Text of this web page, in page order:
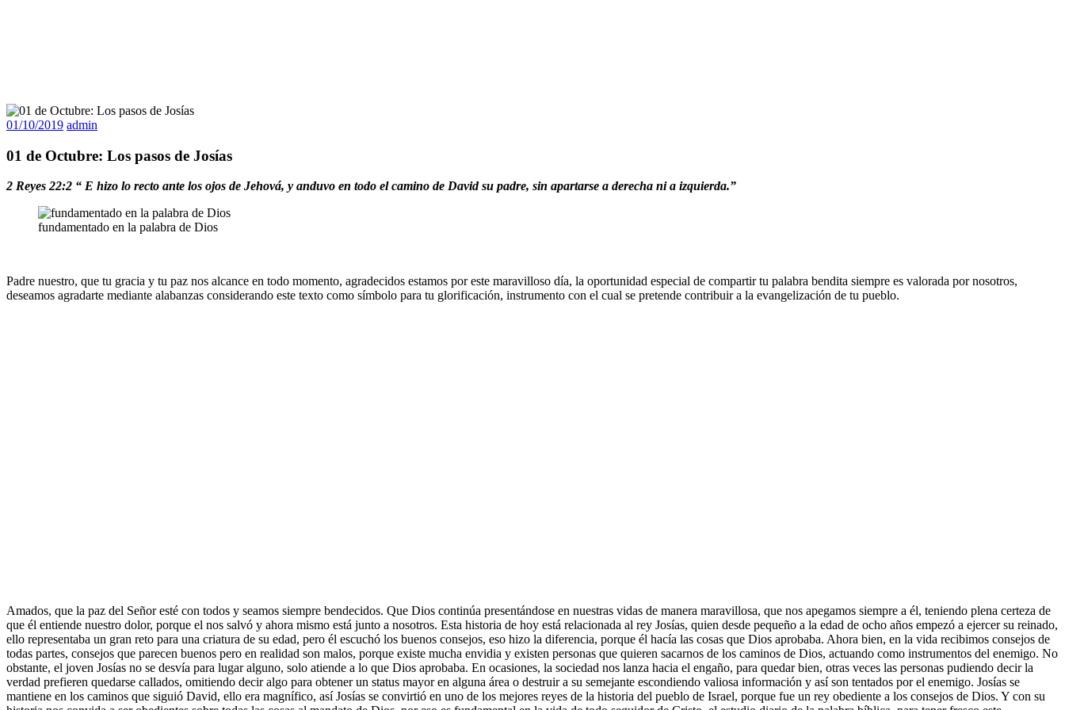
01/10/2019 admin
01 de Octubre: Los pasos de Josías
2 Reyes 22:2 “ E hizo lo recto ante los ojos de Jehová, y anduvo en todo el camino de David su padre, sin apartarse a derecha ni a izquierda.”
fundamentado en la palabra de Dios
Padre nuestro, que tu gracia y tu paz nos alcance en todo momento, agradecidos estamos por este maravilloso día, la oportunidad especial de compartir tu palabra bendita siempre es valorada por nosotros,
deseamos agradarte mediante alabanzas considerando este texto como símbolo para tu glorificación, instrumento con el cual se pretende contribuir a la evangelización de tu pueblo.
Amados, que la paz del Señor esté con todos y seamos siempre bendecidos. Que Dios continúa presentándose en nuestras vidas de manera maravillosa, que nos apegamos siempre a él, teniendo plena certeza de
que él entiende nuestro dolor, porque el nos salvó y ahora mismo está junto a nosotros. Esta historia de hoy está relacionada al rey Josías, quien desde pequeño a la edad de ocho años empezó a ejercer su reinado,
ello representaba un gran reto para una criatura de su edad, pero él escuchó los buenos consejos, eso hizo la diferencia, porque él hacía las cosas que Dios aprobaba. Ahora bien, en la vida recibimos consejos de
todas partes, consejos que parecen buenos pero en realidad son malos, porque existe mucha envidia y existen personas que quieren sacarnos de los caminos de Dios, actuando como instrumentos del enemigo. No
obstante, el joven Josías no se desvía para lugar alguno, solo atiende a lo que Dios aprobaba. En ocasiones, la sociedad nos lanza hacia el engaño, para quedar bien, otras veces las personas pudiendo decir la
verdad prefieren quedarse callados, omitiendo decir algo para obtener un status mayor en alguna área o destruir a su semejante escondiendo valiosa información y así son tentados por el enemigo. Josías se
mantiene en los caminos que siguió David, ello era magnífico, así Josías se convirtió en uno de los mejores reyes de la historia del pueblo de Israel, porque fue un rey obediente a los consejos de Dios. Y con su